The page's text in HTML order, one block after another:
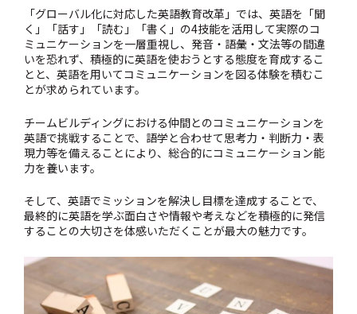
「グローバル化に対応した英語教育改革」では、英語を「聞
く」「話す」「読む」「書く」の4技能を活用して実際のコ
ミュニケーションを一層重視し、発音・語彙・文法等の間違
いを恐れず、積極的に英語を使おうとする態度を育成するこ
とと、英語を用いてコミュニケーションを図る体験を積むこ
とが求められています。
チームビルディングにおける仲間とのコミュニケーションを
英語で挑戦することで、語学と合わせて思考力・判断力・表
現力等を備えることにより、総合的にコミュニケーション能
力を養います。
そして、英語でミッションを解決し目標を達成することで、
最終的に英語を学ぶ面白さや情報や考えなどを積極的に発信
することの大切さを体感いただくことが最大の魅力です。